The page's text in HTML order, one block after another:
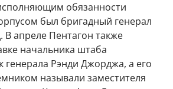
обязанности
был бригадный генерал
апреле Пентагон также
начальника штаба
генерала Рэнди Джорджа, а его
называли заместителя